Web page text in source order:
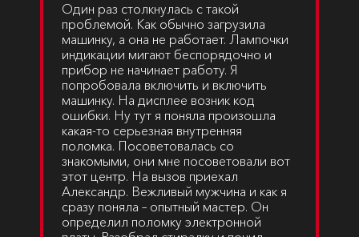
Один раз столкнулась с такой
проблемой. Как обычно загрузила
машинку, а она не работает. Лампочки
индикации мигают беспорядочно и
прибор не начинает работу. Я
попробовала включить и включить
машинку. На дисплее возник код
ошибки. Ну тут я поняла произошла
какая-то серьезная внутренняя
поломка. Посоветовалась со
знакомыми, они мне посоветовали вот
этот центр. На вызов приехал
Александр. Вежливый мужчина и как я
сразу поняла – опытный мастер. Он
определил поломку электронной